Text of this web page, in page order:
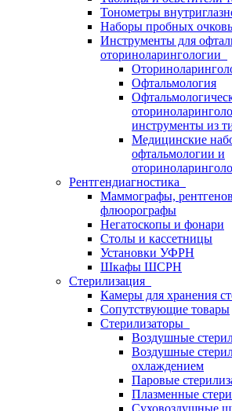
Тонометры
Наборы пробных
Инструменты для
оториноларингологии
Офтальмология
инструменты из
Медицинские
офтальмологии и
Рентгендиагностика
Маммографы,
флюорографы
Негатоскопы и фонари
Столы и кассетницы
Установки УФРН
Шкафы ШСРН
Стерилизация
Камеры для хранения
Сопутствующие товары
Стерилизаторы
Воздушные
Воздушные
охлаждением
Паровые
Плазменные
Суховоздушные